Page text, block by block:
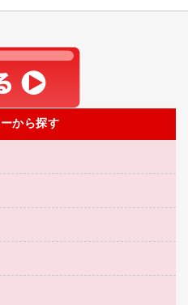
から探す
方式）
ジ